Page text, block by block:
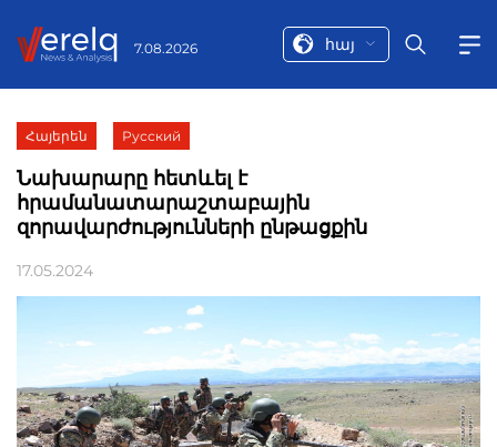
7.08.2026 հայ
Հայերեն Русский
Նախարարը հետևել է
հրամանատարաշտաբային
զորավարժությունների ընթացքին
17.05.2024